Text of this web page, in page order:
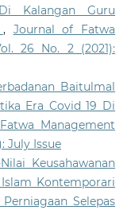
Kalangan Guru
, Journal of Fatwa
26 No. 2 (2021):
Baitulmal
Era Covid 19 Di
Management
July Issue
Keusahawanan
Kontemporari
Selepas